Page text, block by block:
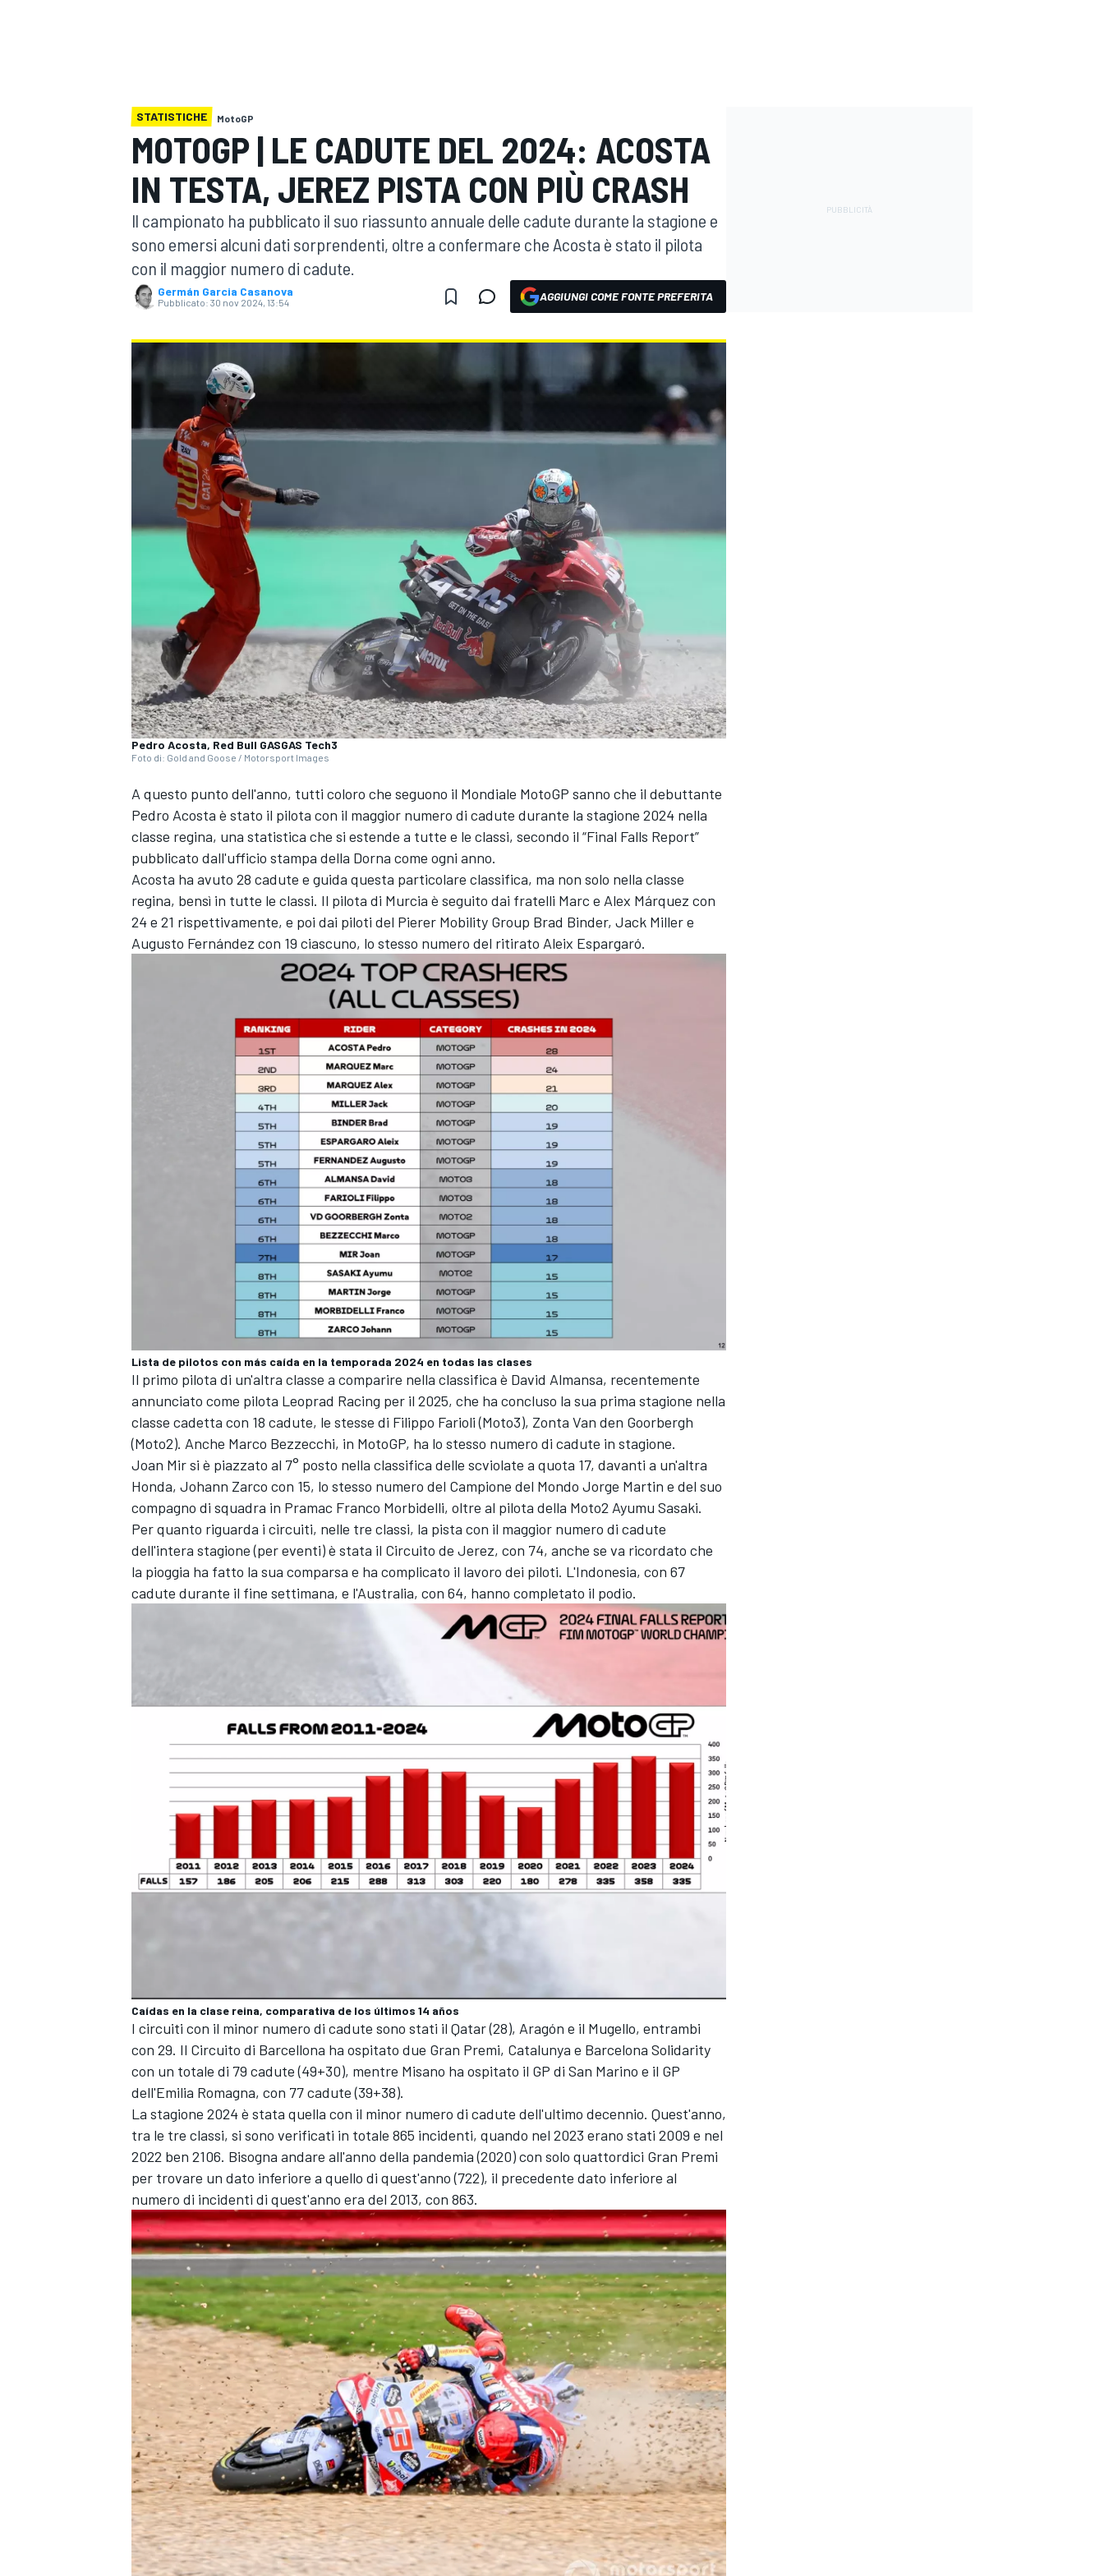
WRC
MONOPOSTO
ENDURANCE/GT
MONOMARCA
RALLY
STATISTICHE MotoGP
MOTOGP | LE CADUTE DEL 2024: ACOSTA
IN TESTA, JEREZ PISTA CON PIÙ CRASH
Il campionato ha pubblicato il suo riassunto annuale delle cadute durante la stagione e
sono emersi alcuni dati sorprendenti, oltre a confermare che Acosta è stato il pilota
con il maggior numero di cadute.
Germán Garcia Casanova
Pubblicato: 30 nov 2024, 13:54 AGGIUNGI COME FONTE PREFERITA
Pedro Acosta, Red Bull GASGAS Tech3
Foto di: Gold and Goose / Motorsport Images
A questo punto dell'anno, tutti coloro che seguono il Mondiale MotoGP sanno che il debuttante
Pedro Acosta è stato il pilota con il maggior numero di cadute durante la stagione 2024 nella
classe regina, una statistica che si estende a tutte e le classi, secondo il “Final Falls Report”
pubblicato dall'ufficio stampa della Dorna come ogni anno.
Acosta ha avuto 28 cadute e guida questa particolare classifica, ma non solo nella classe
regina, bensì in tutte le classi. Il pilota di Murcia è seguito dai fratelli Marc e Alex Márquez con
24 e 21 rispettivamente, e poi dai piloti del Pierer Mobility Group Brad Binder, Jack Miller e
Augusto Fernández con 19 ciascuno, lo stesso numero del ritirato Aleix Espargaró.
Lista de pilotos con más caída en la temporada 2024 en todas las clases
Il primo pilota di un'altra classe a comparire nella classifica è David Almansa, recentemente
annunciato come pilota Leoprad Racing per il 2025, che ha concluso la sua prima stagione nella
classe cadetta con 18 cadute, le stesse di Filippo Farioli (Moto3), Zonta Van den Goorbergh
(Moto2). Anche Marco Bezzecchi, in MotoGP, ha lo stesso numero di cadute in stagione.
Joan Mir si è piazzato al 7° posto nella classifica delle scviolate a quota 17, davanti a un'altra
Honda, Johann Zarco con 15, lo stesso numero del Campione del Mondo Jorge Martin e del suo
compagno di squadra in Pramac Franco Morbidelli, oltre al pilota della Moto2 Ayumu Sasaki.
Per quanto riguarda i circuiti, nelle tre classi, la pista con il maggior numero di cadute
dell'intera stagione (per eventi) è stata il Circuito de Jerez, con 74, anche se va ricordato che
la pioggia ha fatto la sua comparsa e ha complicato il lavoro dei piloti. L'Indonesia, con 67
cadute durante il fine settimana, e l'Australia, con 64, hanno completato il podio.
Caídas en la clase reina, comparativa de los últimos 14 años
I circuiti con il minor numero di cadute sono stati il Qatar (28), Aragón e il Mugello, entrambi
con 29. Il Circuito di Barcellona ha ospitato due Gran Premi, Catalunya e Barcelona Solidarity
con un totale di 79 cadute (49+30), mentre Misano ha ospitato il GP di San Marino e il GP
dell'Emilia Romagna, con 77 cadute (39+38).
La stagione 2024 è stata quella con il minor numero di cadute dell'ultimo decennio. Quest'anno,
tra le tre classi, si sono verificati in totale 865 incidenti, quando nel 2023 erano stati 2009 e nel
2022 ben 2106. Bisogna andare all'anno della pandemia (2020) con solo quattordici Gran Premi
per trovare un dato inferiore a quello di quest'anno (722), il precedente dato inferiore al
numero di incidenti di quest'anno era del 2013, con 863.